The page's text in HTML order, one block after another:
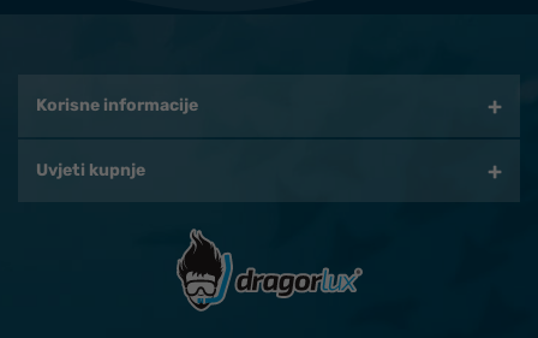
Korisne informacije
Uvjeti kupnje